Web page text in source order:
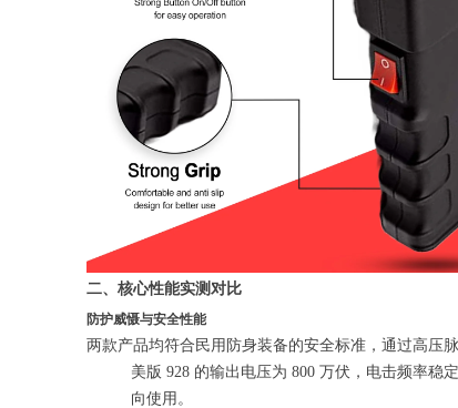
二、核心性能实测对比
防护威慑与安全性能
两款产品均符合民用防身装备的安全标准，通过高压
美版 928 的输出电压为 800 万伏，电击频率稳
向使用。